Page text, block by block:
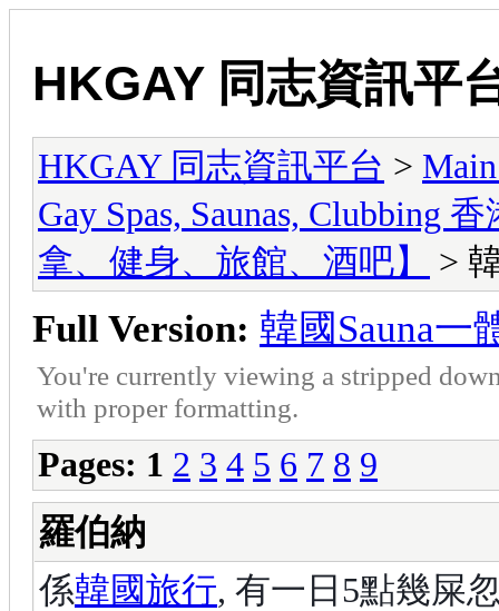
HKGAY 同志資訊平
HKGAY 同志資訊平台 >
Gay Spas, Saunas, Clubbing
拿、健身、旅館、酒吧】
>
Full Version: 韓國Sauna一
You're currently viewing a stripped
with proper formatting.
Pages: 1 2 3 4 5 6 7 8 9
羅伯納
係韓國旅行, 有一日5點幾屎